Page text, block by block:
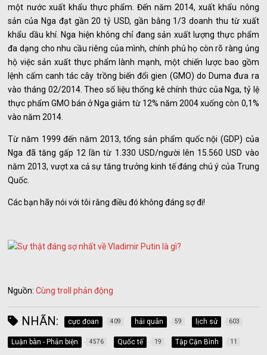
một nước xuất khẩu thực phẩm. Đến năm 2014, xuất khẩu nông
sản của Nga đạt gần 20 tỷ USD, gần bằng 1/3 doanh thu từ xuất
khẩu dầu khí. Nga hiện không chỉ đang sản xuất lượng thực phẩm
đa dạng cho nhu cầu riêng của mình, chính phủ họ còn rõ ràng ủng
hộ việc sản xuất thực phẩm lành mạnh, một chiến lược bao gồm
lệnh cấm canh tác cây trồng biến đổi gien (GMO) do Duma đưa ra
vào tháng 02/2014. Theo số liệu thống kê chính thức của Nga, tỷ lệ
thực phẩm GMO bán ở Nga giảm từ 12% năm 2004 xuống còn 0,1%
vào năm 2014.
Từ năm 1999 đến năm 2013, tổng sản phẩm quốc nội (GDP) của
Nga đã tăng gấp 12 lần từ 1.330 USD/người lên 15.560 USD vào
năm 2013, vượt xa cả sự tăng trưởng kinh tế đáng chú ý của Trung
Quốc.
Các bạn hãy nói với tôi rằng điều đó không đáng sợ đi!
Nguồn:Cùng troll phản động
NHÃN: cực đoan 409 hải quân 59 lịch sử 603
Luận bàn - Phản biện 4576 Quốc tế 19 Tập Cận Bình 11